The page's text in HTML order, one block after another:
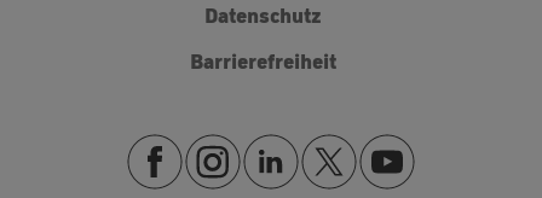
Datenschutz
Barrierefreiheit